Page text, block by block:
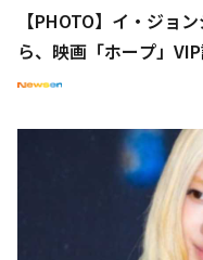
【PHOTO】イ・ジョ
ら、映画「ホープ」